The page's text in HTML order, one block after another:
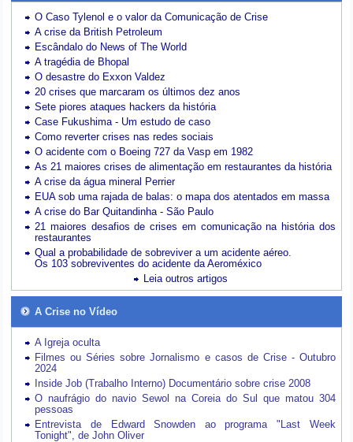
O Caso Tylenol e o valor da Comunicação de Crise
A crise da British Petroleum
Escândalo do News of The World
A tragédia de Bhopal
O desastre do Exxon Valdez
20 crises que marcaram os últimos dez anos
Sete piores ataques hackers da história
Case Fukushima - Um estudo de caso
Como reverter crises nas redes sociais
O acidente com o Boeing 727 da Vasp em 1982
As 21 maiores crises de alimentação em restaurantes da história
A crise da água mineral Perrier
EUA sob uma rajada de balas: o mapa dos atentados em massa
A crise do Bar Quitandinha - São Paulo
21 maiores desafios de crises em comunicação na história dos
restaurantes
Qual a probabilidade de sobreviver a um acidente aéreo.
Os 103 sobreviventes do acidente da Aeroméxico
Leia outros artigos
A Crise no Vídeo
A Igreja oculta
Filmes ou Séries sobre Jornalismo e casos de Crise - Outubro
2024
Inside Job (Trabalho Interno) Documentário sobre crise 2008
O naufrágio do navio Sewol na Coreia do Sul que matou 304
pessoas
Entrevista de Edward Snowden ao programa "Last Week
Tonight", de John Oliver